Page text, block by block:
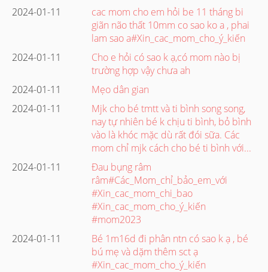
2024-01-11
cac mom cho em hỏi be 11 tháng bi
giãn não thất 10mm co sao ko a , phai
lam sao a#Xin_cac_mom_cho_ý_kiến
2024-01-11
Cho e hỏi có sao k ạ,có mom nào bị
trường hợp vậy chưa ah
2024-01-11
Mẹo dân gian
2024-01-11
Mjk cho bé tmtt và ti bình song song,
nay tự nhiên bé k chịu ti bình, bỏ bình
vào là khóc mặc dù rất đói sữa. Các
mom chỉ mjk cách cho bé ti bình với...
2024-01-11
Đau bụng râm
râm#Các_Mom_chỉ_bảo_em_với
#Xin_cac_mom_chi_bao
#Xin_cac_mom_cho_ý_kiến
#mom2023
2024-01-11
Bé 1m16d đi phân ntn có sao k ạ , bé
bú mẹ và dặm thêm sct ạ
#Xin_cac_mom_cho_ý_kiến